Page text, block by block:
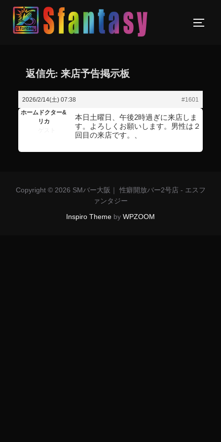
返信先: 来店予告掲示板
2026/2/14(土) 07:38
#1601
ホームドクター&
リカ
本日土曜日、午後2時過ぎに来店しま
す。よろしくお願いします。男性は２
回目の来店です。、
Copyright © 2026 SMバー大阪｜ 性癖開放バー2号店 - エスフ
ァンタジー
Inspiro Theme by WPZOOM